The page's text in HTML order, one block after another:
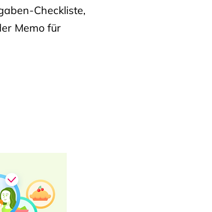
Checkliste,
Memo für